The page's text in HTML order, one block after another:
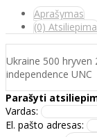
Aprašymas
(0)
Ukraine 500 hryven
independence UNC
Parašyti
Vardas:
El. pašto adresas: